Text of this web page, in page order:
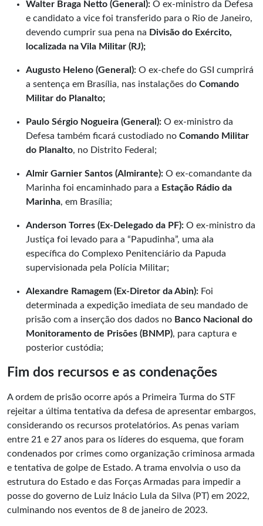
Walter Braga Netto (General): O ex-ministro da Defesa
e candidato a vice foi transferido para o Rio de Janeiro,
devendo cumprir sua pena na Divisão do Exército,
localizada na Vila Militar (RJ);
Augusto Heleno (General): O ex-chefe do GSI cumprirá
a sentença em Brasília, nas instalações do Comando
Militar do Planalto;
Paulo Sérgio Nogueira (General): O ex-ministro da
Defesa também ficará custodiado no Comando Militar
do Planalto, no Distrito Federal;
Almir Garnier Santos (Almirante): O ex-comandante da
Marinha foi encaminhado para a Estação Rádio da
Marinha, em Brasília;
Anderson Torres (Ex-Delegado da PF): O ex-ministro da
Justiça foi levado para a “Papudinha”, uma ala
específica do Complexo Penitenciário da Papuda
supervisionada pela Polícia Militar;
Alexandre Ramagem (Ex-Diretor da Abin): Foi
determinada a expedição imediata de seu mandado de
prisão com a inserção dos dados no Banco Nacional do
Monitoramento de Prisões (BNMP), para captura e
posterior custódia;
Fim dos recursos e as condenações
A ordem de prisão ocorre após a Primeira Turma do STF
rejeitar a última tentativa da defesa de apresentar embargos,
considerando os recursos protelatórios. As penas variam
entre 21 e 27 anos para os líderes do esquema, que foram
condenados por crimes como organização criminosa armada
e tentativa de golpe de Estado. A trama envolvia o uso da
estrutura do Estado e das Forças Armadas para impedir a
posse do governo de Luiz Inácio Lula da Silva (PT) em 2022,
culminando nos eventos de 8 de janeiro de 2023.